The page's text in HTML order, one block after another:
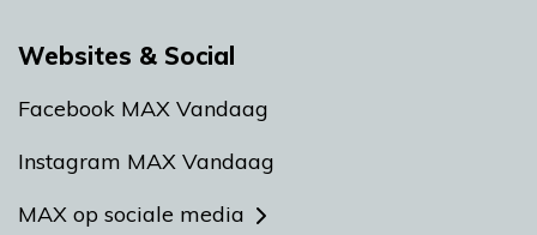
Websites & Social
Facebook MAX Vandaag
Instagram MAX Vandaag
MAX op sociale media